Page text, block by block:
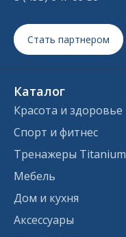
Стать партнером
Каталог
Красота и здоровье
Спорт и фитнес
Тренажеры Titanium
Мебель
Дом и кухня
Аксессуары